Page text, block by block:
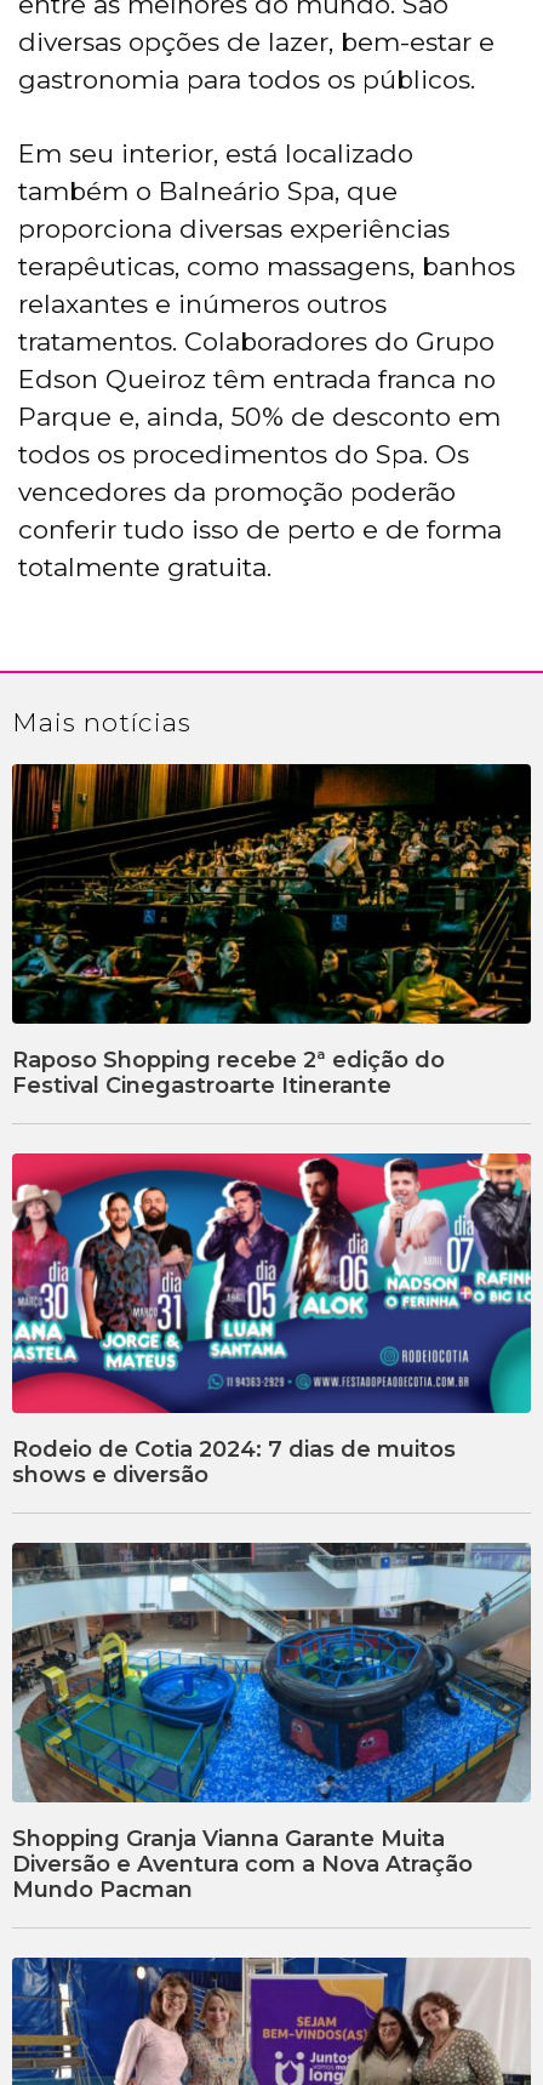
diversas opções de lazer, bem-estar e
gastronomia para todos os públicos.
Em seu interior, está localizado
também o Balneário Spa, que
proporciona diversas experiências
terapêuticas, como massagens, banhos
relaxantes e inúmeros outros
tratamentos. Colaboradores do Grupo
Edson Queiroz têm entrada franca no
Parque e, ainda, 50% de desconto em
todos os procedimentos do Spa. Os
vencedores da promoção poderão
conferir tudo isso de perto e de forma
totalmente gratuita.
Mais notícias
Raposo Shopping recebe 2ª edição do
Festival Cinegastroarte Itinerante
Rodeio de Cotia 2024: 7 dias de muitos
shows e diversão
Shopping Granja Vianna Garante Muita
Diversão e Aventura com a Nova Atração
Mundo Pacman